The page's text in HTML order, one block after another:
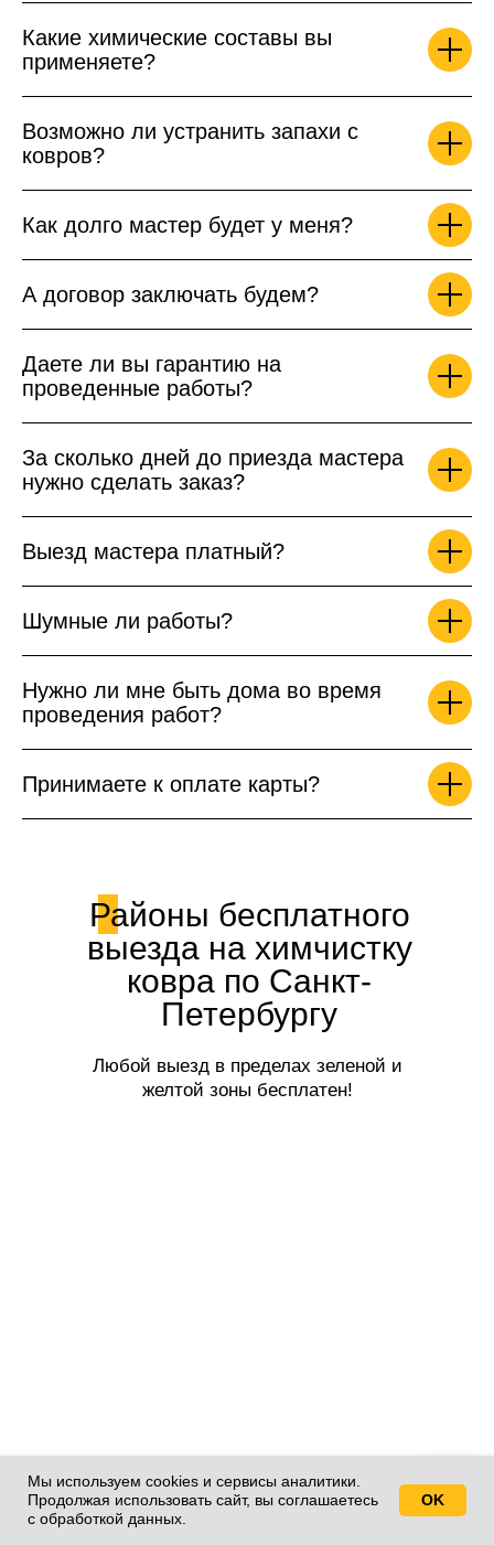
Свяжитесь с нами!
Мы используем cookies и сервисы аналитики.
Продолжая использовать сайт, вы соглашаетесь
с обработкой данных.
OK
Какие химические составы вы
применяете?
Возможно ли устранить запахи с
ковров?
Как долго мастер будет у меня?
А договор заключать будем?
Даете ли вы гарантию на
проведенные работы?
За сколько дней до приезда мастера
нужно сделать заказ?
Выезд мастера платный?
Шумные ли работы?
Нужно ли мне быть дома во время
проведения работ?
Принимаете к оплате карты?
Районы бесплатного
выезда на химчистку
ковра по Санкт-
Петербургу
Любой выезд в пределах зеленой и
желтой зоны бесплатен!